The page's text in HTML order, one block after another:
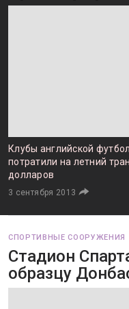
Клубы английской
потратили на летний
долларов
3 сентября 2013
СПОРТИВНЫЕ СООРУЖЕНИЯ
Стадион
образцу